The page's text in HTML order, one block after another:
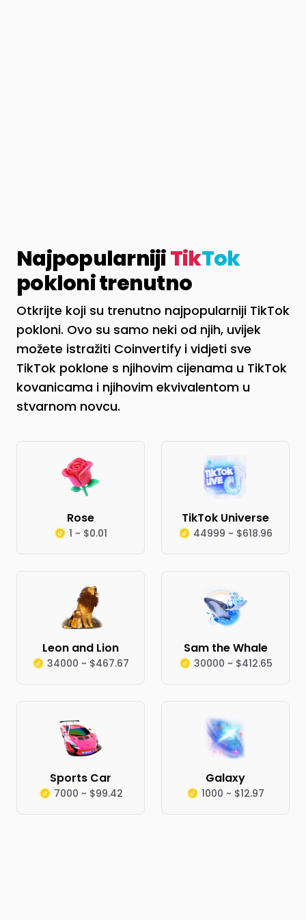
NajpopularnijiTikTok
pokloni trenutno
Otkrijte koji su trenutno najpopularniji TikTok
pokloni. Ovo su samo neki od njih, uvijek
možete istražiti Coinvertify i vidjeti sve
TikTok poklone s njihovim cijenama u TikTok
kovanicama i njihovim ekvivalentom u
stvarnom novcu.
Rose
1 ~ $0.01
TikTok Universe
44999 ~ $618.96
Leon and Lion
34000 ~ $467.67
Sam the Whale
30000 ~ $412.65
Sports Car
7000 ~ $99.42
Galaxy
1000 ~ $12.97